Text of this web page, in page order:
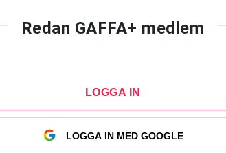
Redan GAFFA+ medlem
LOGGA IN
LOGGA IN MED GOOGLE